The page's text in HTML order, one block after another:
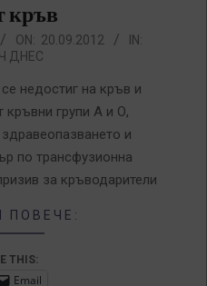
кръв
ON: 20.09.2012
IN:
ДНЕС
недостиг на кръв и
кръвни групи А и О,
и
по трансфузионна
за кръводарители
ПОВЕЧЕ:
THIS:
Email